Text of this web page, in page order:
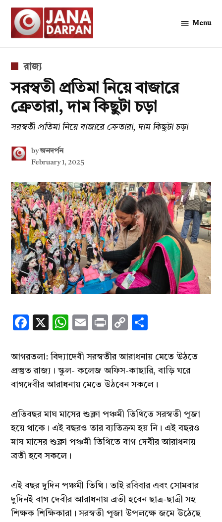
Skip
content
Menu
POSTED
রাজ্য
সরস্বতী প্রতিমা নিয়ে বাজারে
ক্রেতারা, দাম কিছুটা চড়া
সরস্বতী প্রতিমা নিয়ে বাজারে ক্রেতারা, দাম কিছুটা চড়া
by জনদর্পন
February 1, 2025
Facebook
X WhatsApp
EmailPrintCopy
আগরতলা: বিদ্যাদেবী সরস্বতীর আরাধনায় মেতে উঠতে
প্রস্তুত রাজ্য। স্কুল- কলেজ অফিস-কাছারি, বাড়ি ঘরে
বাগদেবীর আরাধনায় মেতে উঠবেন সকলে।
প্রতিবছর মাঘ মাসের শুক্লা পঞ্চমী তিথিতে সরস্বতী পূজা
হয়ে থাকে। এই বছরও তার ব্যতিক্রম হয় নি। এই বছরও
মাঘ মাসের শুক্লা পঞ্চমী তিথিতে বাগ দেবীর আরাধনায়
ব্রতী হবে সকলে।
এই বছর দুদিন পঞ্চমী তিথি। তাই রবিবার এবং সোমবার
দুদিনই বাগ দেবীর আরাধনায় ব্রতী হবেন ছাত্র-ছাত্রী সহ
শিক্ষক শিক্ষিকারা। সরস্বতী পূজা উপলক্ষে জমে উঠেছে